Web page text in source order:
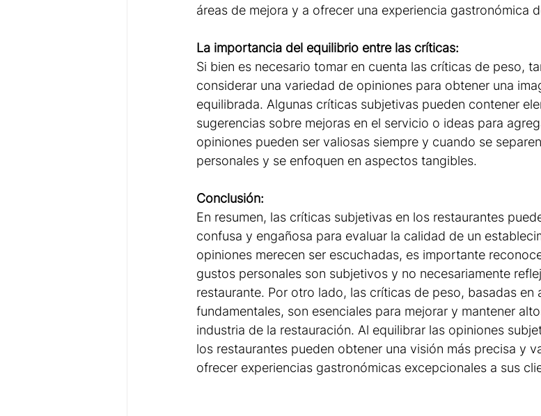
áreas de mejora y a ofrecer una experiencia gastronómica
La importancia del equilibrio entre las críticas:
Si bien es necesario tomar en cuenta las críticas de peso,
considerar una variedad de opiniones para obtener una
equilibrada. Algunas críticas subjetivas pueden contener
sugerencias sobre mejoras en el servicio o ideas para
opiniones pueden ser valiosas siempre y cuando se
personales y se enfoquen en aspectos tangibles.
Conclusión:
En resumen, las críticas subjetivas en los restaurantes
confusa y engañosa para evaluar la calidad de un
opiniones merecen ser escuchadas, es importante
gustos personales son subjetivos y no necesariamente
restaurante. Por otro lado, las críticas de peso, basadas
fundamentales, son esenciales para mejorar y mantener
industria de la restauración. Al equilibrar las opiniones
los restaurantes pueden obtener una visión más precisa y
ofrecer experiencias gastronómicas excepcionales a sus